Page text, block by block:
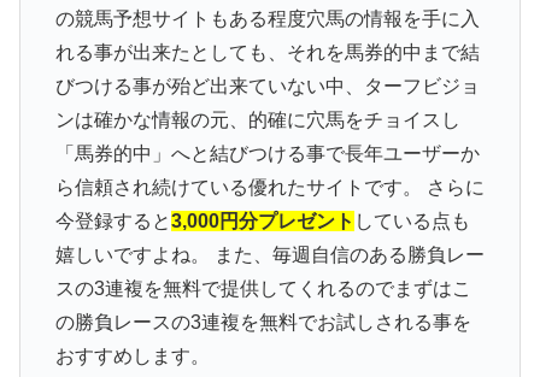
の競馬予想サイトもある程度穴馬の情報を手に入
れる事が出来たとしても、それを馬券的中まで結
びつける事が殆ど出来ていない中、ターフビジョ
ンは確かな情報の元、的確に穴馬をチョイスし
「馬券的中」へと結びつける事で長年ユーザーか
ら信頼され続けている優れたサイトです。 さらに
今登録すると3,000円分プレゼント している点も
嬉しいですよね。 また、毎週自信のある勝負レー
スの3連複を無料で提供してくれるのでまずはこ
の勝負レースの3連複を無料でお試しされる事を
おすすめします。